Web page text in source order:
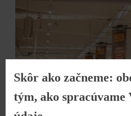
Skôr ako začneme:
tým, ako spracúvame